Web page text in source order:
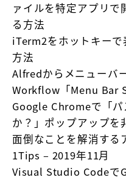
ァイルを特定アプリ
る方法
iTerm2をホットキー
方法
Alfredからメニューバ
Workflow「Menu Bar
Google Chromeで「
か？」ポップアップを
面倒なことを解消する
1Tips – 2019年11月
Visual Studio Codeで